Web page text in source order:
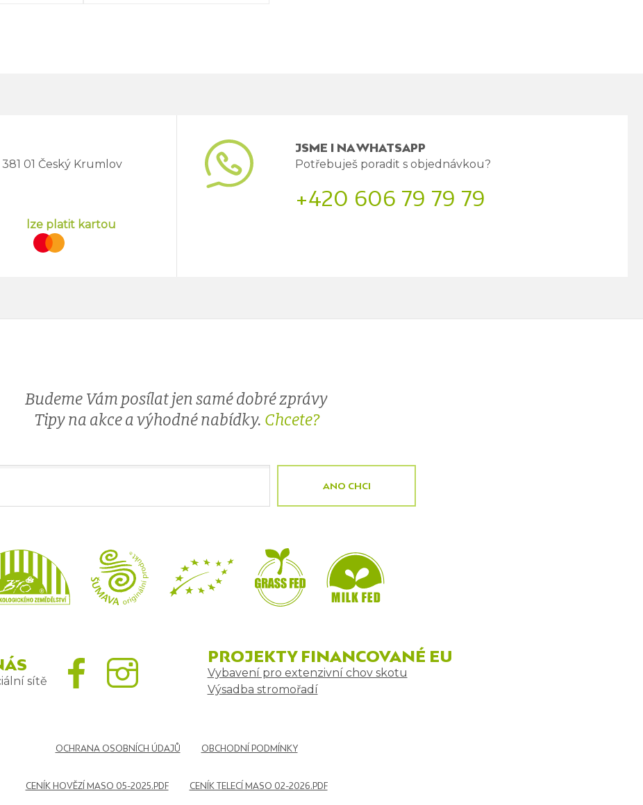
381 01 Český Krumlov
lze platit kartou
JSME I NA WHATSAPP
Potřebuješ poradit s objednávkou?
+420 606 79 79 79
Budeme Vám posílat jen samé dobré zprávy
Tipy na akce a výhodné nabídky. Chcete?
ANO CHCI
sítě
PROJEKTY FINANCOVANÉ EU
Vybavení pro extenzivní chov skotu
Výsadba stromořadí
OCHRANA OSOBNÍCH ÚDAJŮ OBCHODNÍ PODMÍNKY
CENÍK HOVĚZÍ MASO 05-2025.PDF CENÍK TELECÍ MASO 02-2026.PDF